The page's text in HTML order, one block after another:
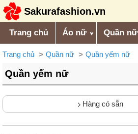
Sakurafashion.vn
Trang chủ Áo nữ Quần nữ
Trang chủ Quần nữ Quần yếm nữ
Quần yếm nữ
Hàng có sẵn